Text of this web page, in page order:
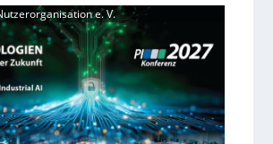
e. V.